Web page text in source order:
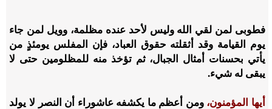
فطوبى لمن لقي الله وليس لأحد عنده مظلمة، وويل لمن جاء
يوم القيامة وقد أثقلته حقوق العباد، فإن المفلس يومئذٍ من
يأتي بحسنات أمثال الجبال، ثم تؤخذ منه للمظلومين حتى لا
يبقى له شيء.
أيها المؤمنون، ومن أعظم ما يكشفه عاشوراء أن النصر لا يولد